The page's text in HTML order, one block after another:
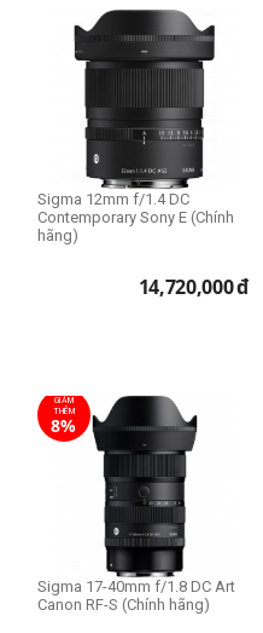
Sigma 12mm f/1.4 DC
Contemporary Sony E (Chính
hãng)
14,720,000đ
GIẢM
THÊM
8%
Sigma 17-40mm f/1.8 DC Art
Canon RF-S (Chính hãng)